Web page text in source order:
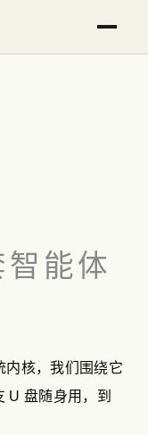
智能体
内核，我们围绕它
盘随身用，到